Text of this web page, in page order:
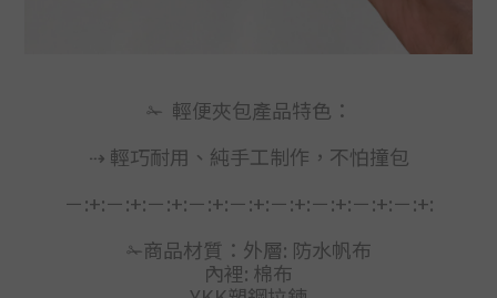
✁ 輕便夾包產品特色：
⇢ 輕巧耐用、純手工制作，不怕撞包
－:+:－:+:－:+:－:+:－:+:－:+:－:+:－:+:－:+:
✁商品材質： 外層: 防水帆布
內裡: 棉布